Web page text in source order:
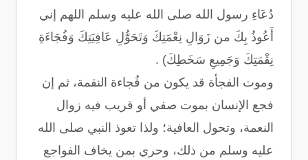
دُعَاءِ رسول الله صلى الله عليه وسلم اللهم إني
أَعُوذُ بِكَ من زَوَالِ نِعْمَتِكَ وَتَحَوُّلِ عَافِيَتِكَ وَفُجَاءَةِ
نِقْمَتِكَ وَجَمِيعِ سَخَطِكَ) .
وموت الفجأة قد يكون من فُجاءة النقمة، ثم إن
فجع الإنسان بموت صفي أو قريب فيه زوال
النعمة، وتحول العافية؛ ولذا تعوذ النبي صلى الله
عليه وسلم من ذلك، وحري بمن يخاف الفواجع